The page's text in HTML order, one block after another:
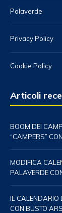
Palaverde
Privacy Policy
Cookie Policy
Articoli
BOOM DEI
“CAMPERS”
MODIFICA
PALAVERDE
IL CALENDARIO
CON BUSTO